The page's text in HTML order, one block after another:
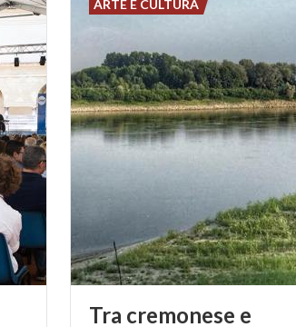
Tra cremonese e
ARTE E CULTURA